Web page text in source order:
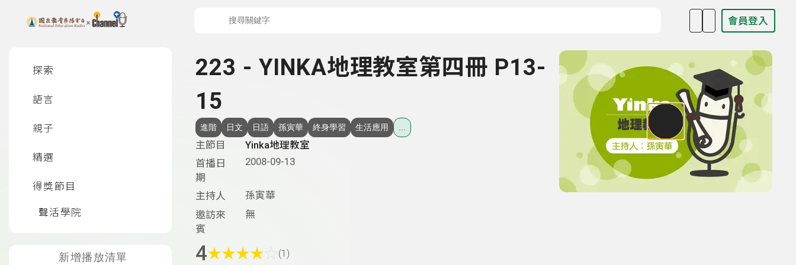
上方功能區塊 會員登入
探索
語言
親子
精選
得獎節目
聲活學院
新增播放清單
223 - YINKA地理教室第四冊 P13-
15
進階 日文 日語 孫寅華 終身學習 生活應用
主節目
Yinka地理教室
首播日
期
2008-09-13
主持人
孫寅華
邀訪來
賓
無
4★★★★ (1)